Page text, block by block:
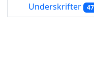
Underskrifter